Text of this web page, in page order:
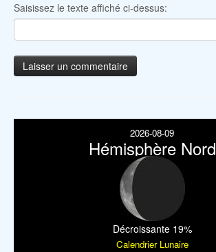
Saisissez le texte affiché ci-dessus:
2026-08-09
Hémisphère Nord
Décroissante 19%
Calendrier Lunaire